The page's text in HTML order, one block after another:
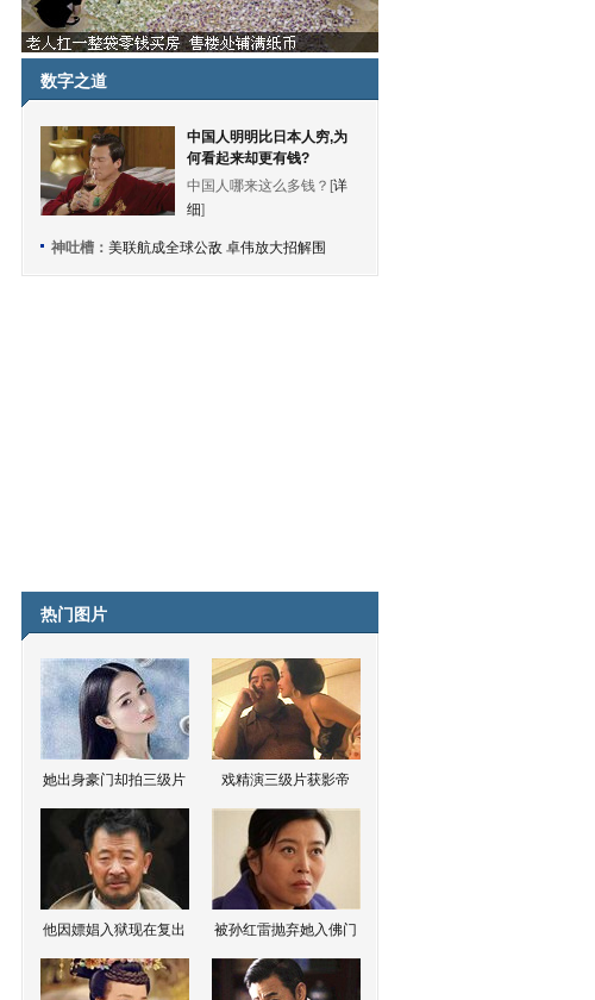
数字之道
中国人明明比日本人穷,为
何看起来却更有钱?
中国人哪来这么多钱？[详
细]
神吐槽： 美联航成全球公敌 卓伟放大招解围
热门图片
她出身豪门却拍三级片 戏精演三级片获影帝
他因嫖娼入狱现在复出 被孙红雷抛弃她入佛门